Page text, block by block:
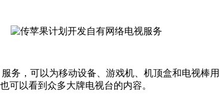
务，可以为移动设备、游戏机、机顶盒和电视棒
可以看到众多大牌电视台的内容。